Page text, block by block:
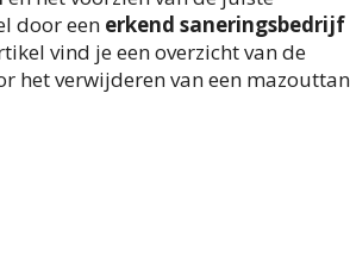
door een erkend saneringsbedrijf
vind je een overzicht van de
het verwijderen van een